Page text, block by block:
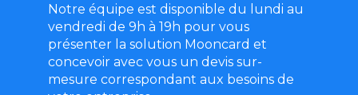
Notre équipe est disponible du lundi au
vendredi de 9h à 19h pour vous
présenter la solution Mooncard et
concevoir avec vous un devis sur-
mesure correspondant aux besoins de